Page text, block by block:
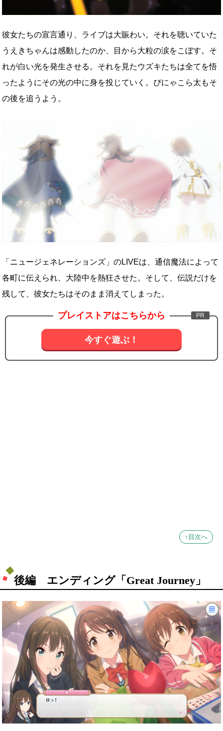
彼女たちの宣言通り、ライブは大賑わい。それを聴いていた
うえきちゃんは感動したのか、目から大粒の涙をこぼす。そ
れが白い光を発生させる。それを見たウズキたちは全てを悟
ったようにその光の中に身を投じていく。ぴにゃこら太もそ
の後を追うよう。
「ニュージェネレーションズ」のLIVEは、通信魔法によって
各町に伝えられ、大陸中を熱狂させた。そして、伝説だけを
残して、彼女たちはそのまま消えてしまった。
プレイストアはこちらから
今すぐ遊ぶ！
↑目次へ
後編 エンディング「Great Journey」